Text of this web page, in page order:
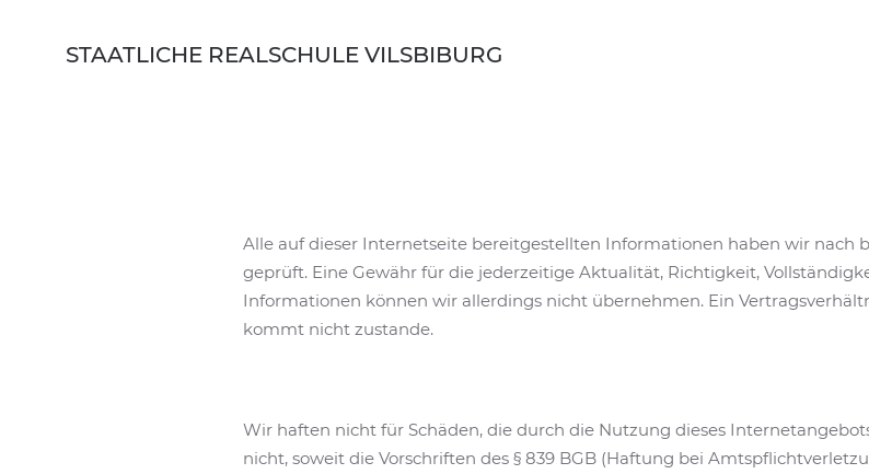
Skip to main content
STAATLICHE REALSCHULE VILSBIBURG
Alle auf dieser Internetseite bereitgestellten Informationen haben wir nach
geprüft. Eine Gewähr für die jederzeitige Aktualität, Richtigkeit,
Informationen können wir allerdings nicht übernehmen. Ein
kommt nicht zustande.
Wir haften nicht für Schäden, die durch die Nutzung dieses
nicht, soweit die Vorschriften des § 839 BGB (Haftung bei